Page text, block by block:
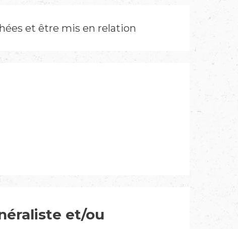
et être mis en relation
et/ou